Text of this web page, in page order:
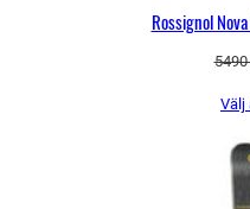
Rossignol
5490
Välj